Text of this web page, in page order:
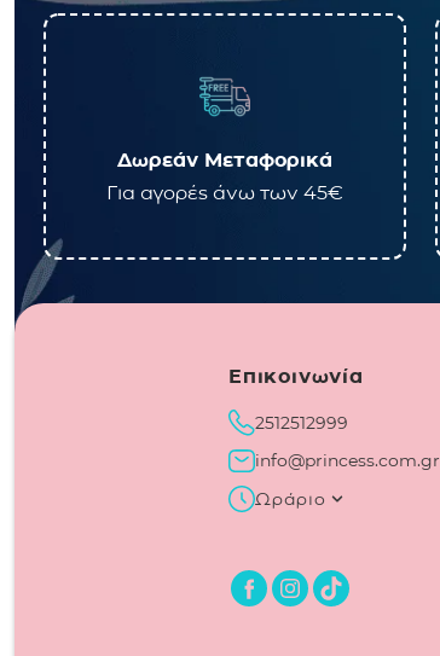
Δωρεάν Μεταφορικά
Για αγορές άνω των 45€
Επικοινωνία
2512512999
info@princess.com.gr
Ωράριο